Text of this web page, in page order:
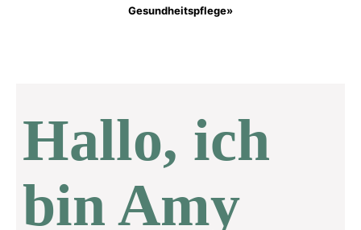
Gesundheitspflege»
Hallo, ich
bin Amy